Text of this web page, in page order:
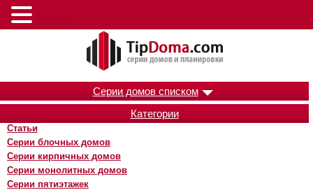
Серии домов списком
Категории
Статьи
Серии блочных домов
Серии кирпичных домов
Серии монолитных домов
Серии пятиэтажек